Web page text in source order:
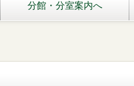
分館・分室案内へ